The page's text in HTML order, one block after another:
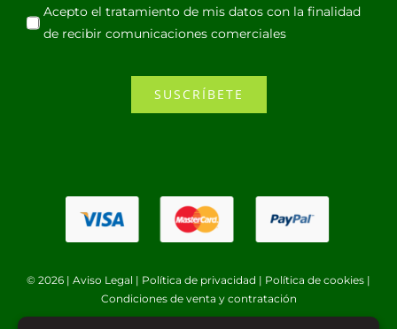
Acepto el tratamiento de mis datos con la finalidad
de recibir comunicaciones comerciales
SUSCRÍBETE
© 2026 | Aviso Legal | Política de privacidad | Política de cookies |
Condiciones de venta y contratación